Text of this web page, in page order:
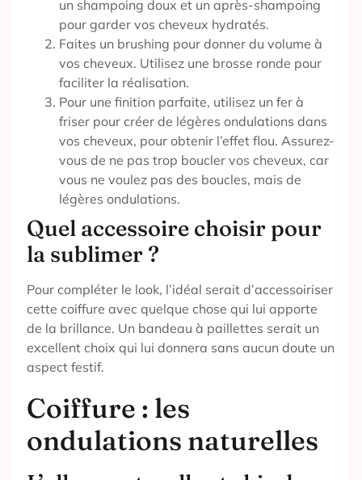
un shampoing doux et un après-shampoing
pour garder vos cheveux hydratés.
Faites un brushing pour donner du volume à
vos cheveux. Utilisez une brosse ronde pour
faciliter la réalisation.
Pour une finition parfaite, utilisez un fer à
friser pour créer de légères ondulations dans
vos cheveux, pour obtenir l’effet flou. Assurez-
vous de ne pas trop boucler vos cheveux, car
vous ne voulez pas des boucles, mais de
légères ondulations.
Quel accessoire choisir pour
la sublimer ?
Pour compléter le look, l’idéal serait d’accessoiriser
cette coiffure avec quelque chose qui lui apporte
de la brillance. Un bandeau à paillettes serait un
excellent choix qui lui donnera sans aucun doute un
aspect festif.
Coiffure : les
ondulations naturelles